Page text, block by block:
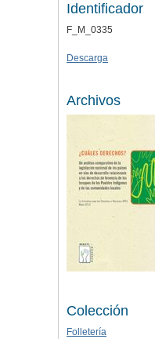
Identificador
F_M_0335
Descarga
Archivos
Colección
Folletería